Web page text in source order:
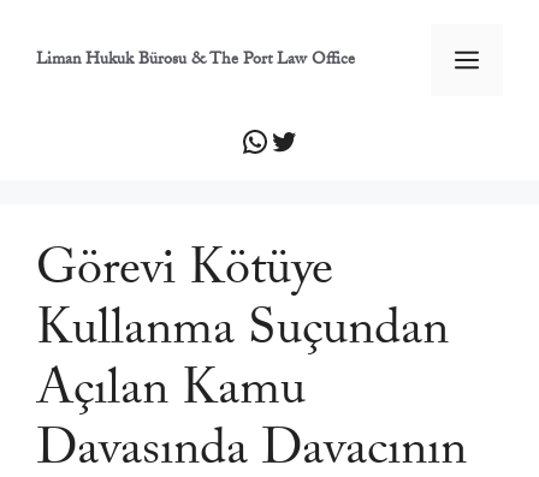
Liman Hukuk Bürosu & The Port Law Office
WhatsApp
Twitter
Görevi Kötüye
Kullanma Suçundan
Açılan Kamu
Davasında Davacının